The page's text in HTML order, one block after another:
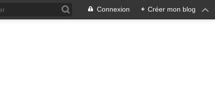
Connexion + Créer mon blog